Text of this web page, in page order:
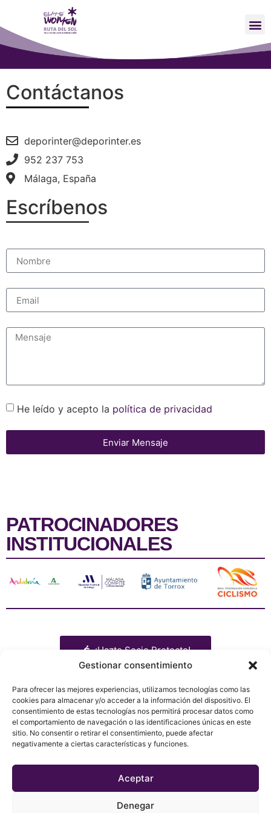
Gestionar consentimiento
Para ofrecer las mejores experiencias, utilizamos tecnologías como las
cookies para almacenar y/o acceder a la información del dispositivo. El
consentimiento de estas tecnologías nos permitirá procesar datos como
el comportamiento de navegación o las identificaciones únicas en este
sitio. No consentir o retirar el consentimiento, puede afectar
negativamente a ciertas características y funciones.
Aceptar
Denegar
Contáctanos
deporinter@deporinter.es
952 237 753
Málaga, España
Escríbenos
He leído y acepto la política de privacidad
Enviar Mensaje
PATROCINADORES
INSTITUCIONALES
¡Hazte Socio Protecto!
Libro de ruta
Equipos
Media
Patrocinadores
Tienda
Contacto
Presentación
Política de privacidad
Política de Cookies